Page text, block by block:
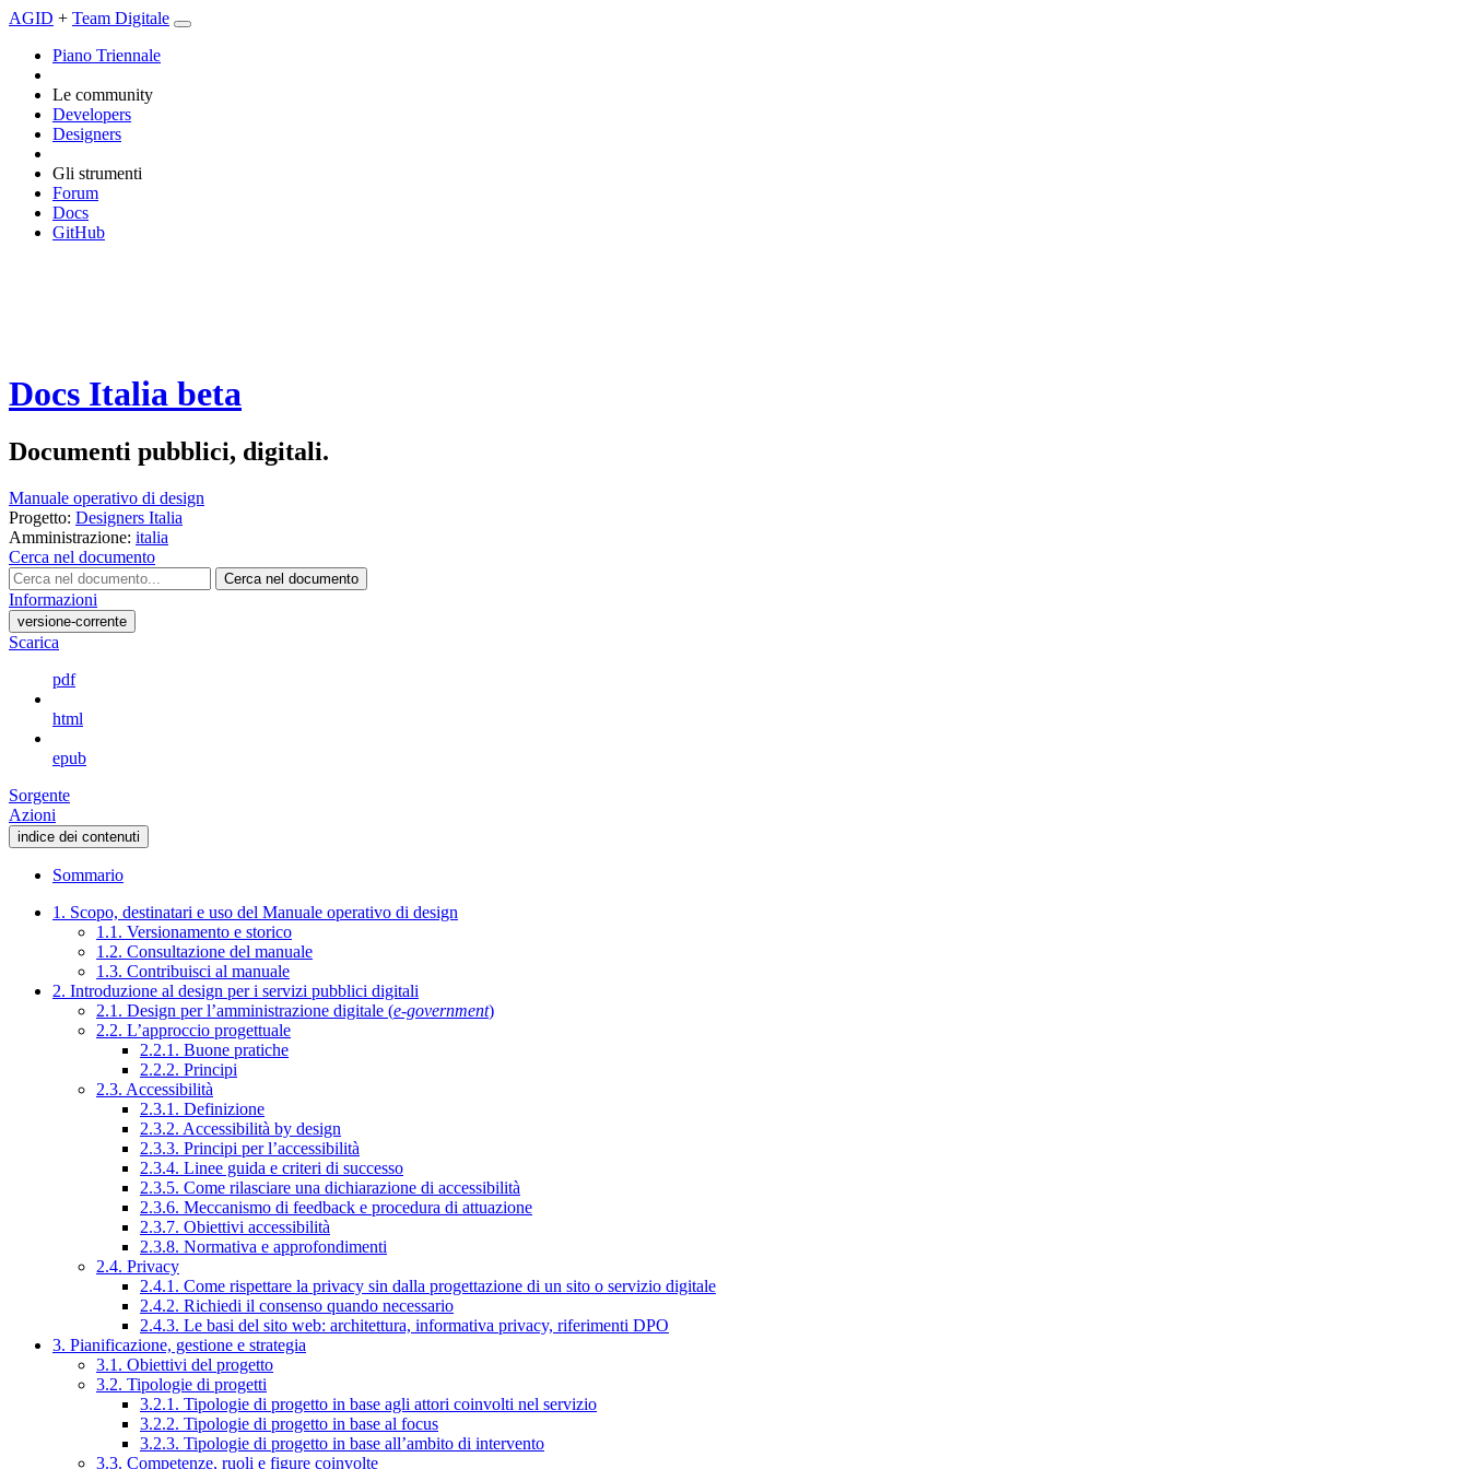
AGID + Team Digitale
Piano Triennale
Le community
Developers
Designers
Gli strumenti
Forum
Docs
GitHub
Docs Italia beta
Documenti pubblici, digitali.
Manuale operativo di design
Progetto: Designers Italia
Amministrazione: italia
Cerca nel documento
Cerca nel documento
Informazioni
versione-corrente
Scarica
pdf
html
epub
Sorgente
Azioni
indice dei contenuti
Sommario
1. Scopo, destinatari e uso del Manuale operativo di design
1.1. Versionamento e storico
1.2. Consultazione del manuale
1.3. Contribuisci al manuale
2. Introduzione al design per i servizi pubblici digitali
2.1. Design per l’amministrazione digitale (e-government)
2.2. L’approccio progettuale
2.2.1. Buone pratiche
2.2.2. Principi
2.3. Accessibilità
2.3.1. Definizione
2.3.2. Accessibilità by design
2.3.3. Principi per l’accessibilità
2.3.4. Linee guida e criteri di successo
2.3.5. Come rilasciare una dichiarazione di accessibilità
2.3.6. Meccanismo di feedback e procedura di attuazione
2.3.7. Obiettivi accessibilità
2.3.8. Normativa e approfondimenti
2.4. Privacy
2.4.1. Come rispettare la privacy sin dalla progettazione di un sito o servizio digitale
2.4.2. Richiedi il consenso quando necessario
2.4.3. Le basi del sito web: architettura, informativa privacy, riferimenti DPO
3. Pianificazione, gestione e strategia
3.1. Obiettivi del progetto
3.2. Tipologie di progetti
3.2.1. Tipologie di progetto in base agli attori coinvolti nel servizio
3.2.2. Tipologie di progetto in base al focus
3.2.3. Tipologie di progetto in base all’ambito di intervento
3.3. Competenze, ruoli e figure coinvolte